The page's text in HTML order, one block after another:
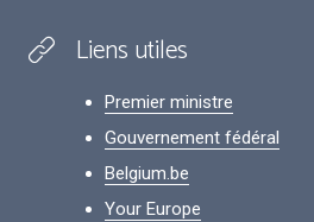
Liens utiles
Premier ministre
Gouvernement fédéral
Belgium.be
Your Europe